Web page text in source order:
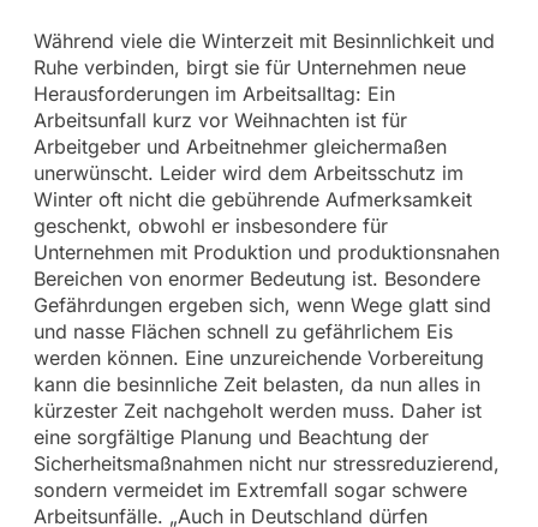
Während viele die Winterzeit mit Besinnlichkeit und
Ruhe verbinden, birgt sie für Unternehmen neue
Herausforderungen im Arbeitsalltag: Ein
Arbeitsunfall kurz vor Weihnachten ist für
Arbeitgeber und Arbeitnehmer gleichermaßen
unerwünscht. Leider wird dem Arbeitsschutz im
Winter oft nicht die gebührende Aufmerksamkeit
geschenkt, obwohl er insbesondere für
Unternehmen mit Produktion und produktionsnahen
Bereichen von enormer Bedeutung ist. Besondere
Gefährdungen ergeben sich, wenn Wege glatt sind
und nasse Flächen schnell zu gefährlichem Eis
werden können. Eine unzureichende Vorbereitung
kann die besinnliche Zeit belasten, da nun alles in
kürzester Zeit nachgeholt werden muss. Daher ist
eine sorgfältige Planung und Beachtung der
Sicherheitsmaßnahmen nicht nur stressreduzierend,
sondern vermeidet im Extremfall sogar schwere
Arbeitsunfälle. „Auch in Deutschland dürfen